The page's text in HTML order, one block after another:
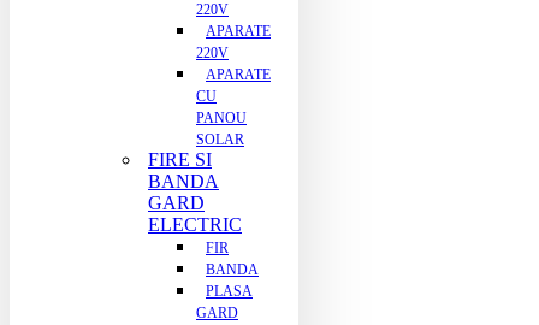
220V
APARATE
220V
APARATE
CU
PANOU
SOLAR
FIRE SI
BANDA
GARD
ELECTRIC
FIR
BANDA
PLASA
GARD